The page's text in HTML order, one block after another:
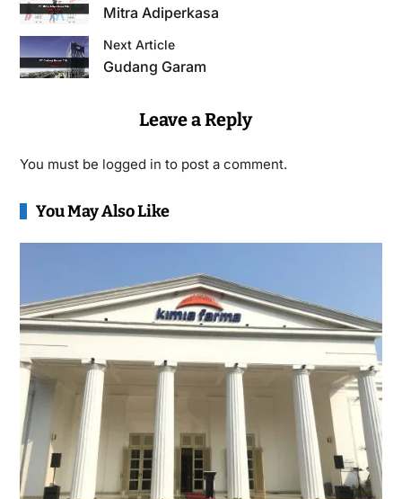
Mitra Adiperkasa
Next Article
Gudang Garam
Leave a Reply
You must be logged in to post a comment.
You May Also Like